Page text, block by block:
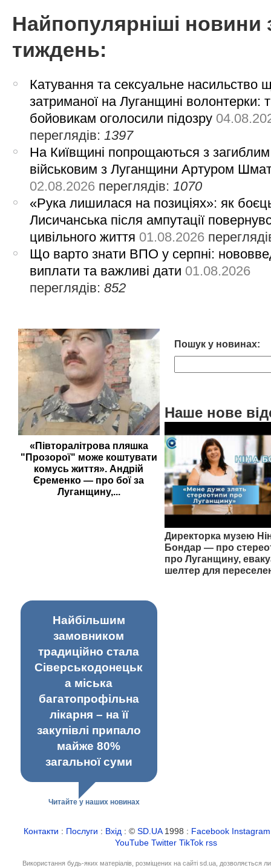
Найпопулярніші новини
тиждень:
Катування та сексуальне насильство
затриманої на Луганщині волонтерки:
бойовикам оголосили підозру
переглядів:1397
На Київщині попрощаються з загиблим
військовим з Луганщини Артуром
02.08.2026 переглядів:1070
«Рука лишилася на позиціях»: як
Лисичанська після ампутації
цивільного життя 01.08.2026
Що варто знати ВПО у серпні:
виплати та важливі дати 01.08.2026
переглядів:852
«Півторалітрова пляшка
"Прозорої" може коштувати
комусь життя». Андрій
Єременко — про бої за
Луганщину,...
Пошук у новинах:
Наше нове
Директорка музею
Бондар — про
про Луганщину,
шелтер для
Найбільшим
замовником
традиційно стала
Сіверськодонецьк
а міська
багатопрофільна
лікарня – на її
закупівлі припало
майже 80%
загальної суми
Читайте у наших новинах
Контакти : Послуги : Вхід : ©SD.UA1998 : Facebook Instagram
YouTube Twitter TikTok rss
Використання будь-яких матеріалів, розміщених на сайті sd.ua, дозволяється